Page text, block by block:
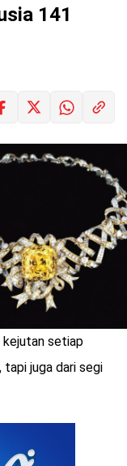
141
kejutan setiap
tapi juga dari segi